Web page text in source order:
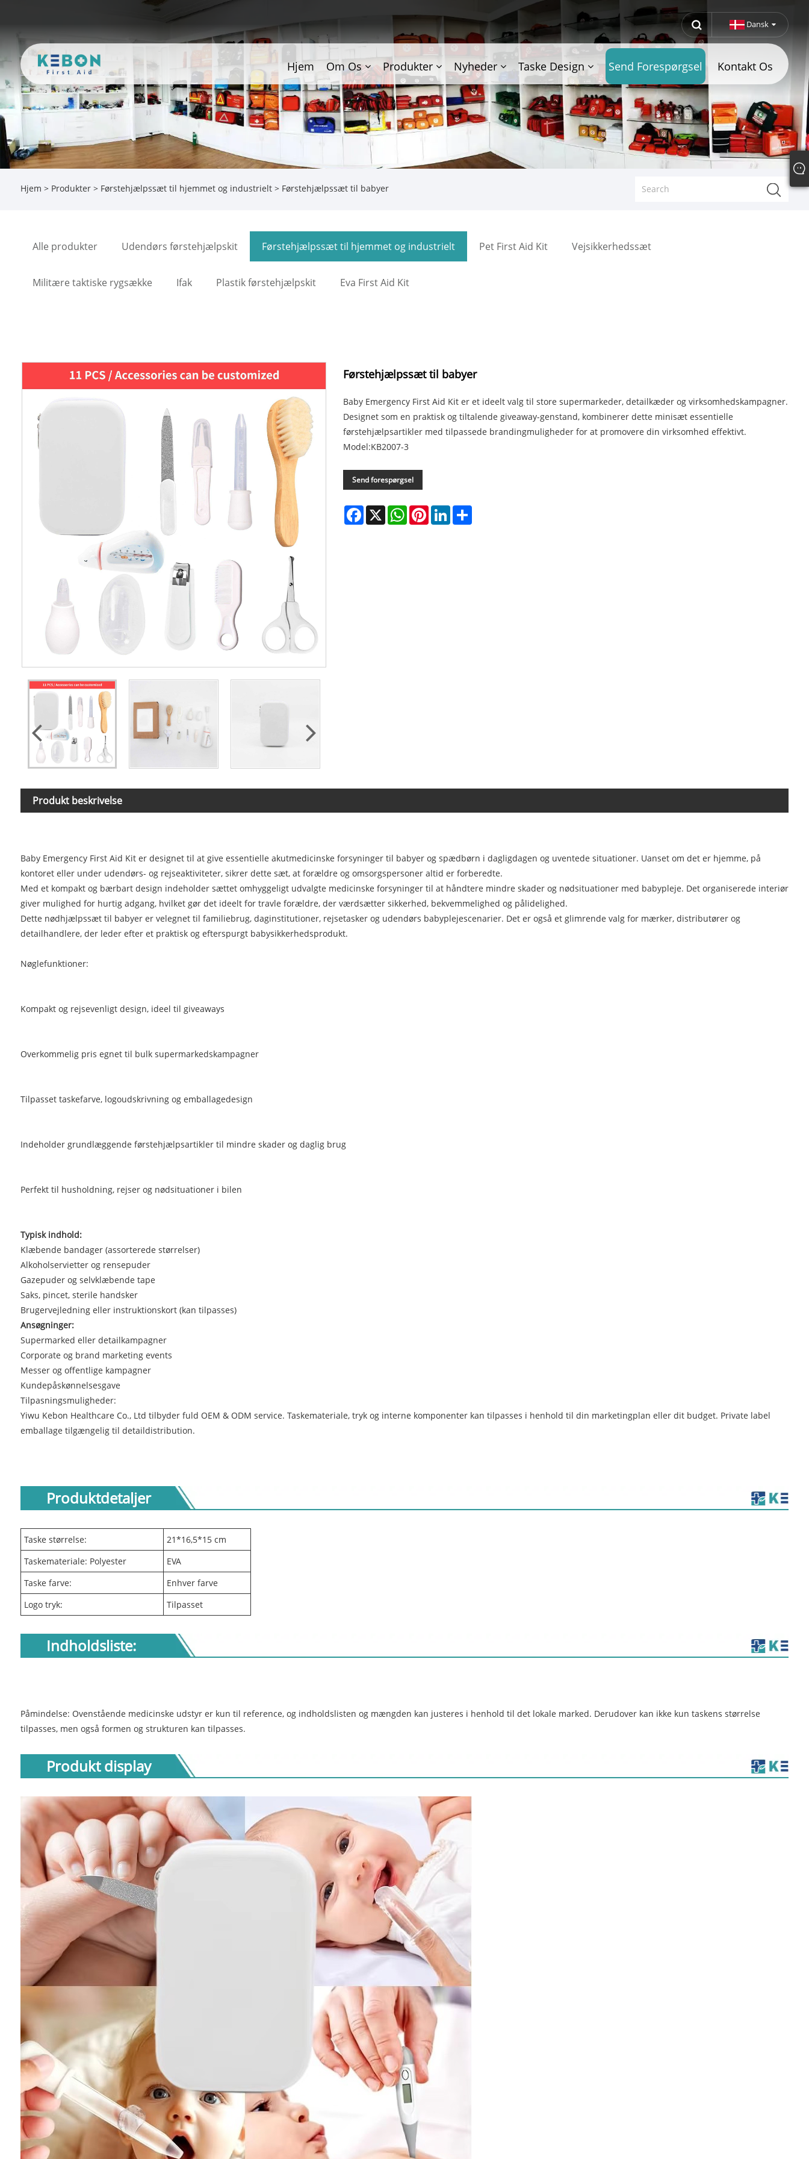
Dansk
Hjem Om Os Produkter Nyheder Taske Design Send Forespørgsel Kontakt Os
Hjem > Produkter> Førstehjælpssæt til hjemmet og industrielt> Førstehjælpssæt til babyer
Alle produkter Udendørs førstehjælpskit Førstehjælpssæt til hjemmet og industrielt Pet First Aid Kit Vejsikkerhedssæt
Militære taktiske rygsække Ifak Plastik førstehjælpskit Eva First Aid Kit
Førstehjælpssæt til babyer
Baby Emergency First Aid Kit er et ideelt valg til store supermarkeder, detailkæder og virksomhedskampagner.
Designet som en praktisk og tiltalende giveaway-genstand, kombinerer dette minisæt essentielle
førstehjælpsartikler med tilpassede brandingmuligheder for at promovere din virksomhed effektivt.
Model:KB2007-3
Send forespørgsel
Facebook
X WhatsAppPinterestLinkedInShare
Produkt beskrivelse
Baby Emergency First Aid Kit er designet til at give essentielle akutmedicinske forsyninger til babyer og spædbørn i dagligdagen og uventede situationer. Uanset om det er hjemme, på
kontoret eller under udendørs- og rejseaktiviteter, sikrer dette sæt, at forældre og omsorgspersoner altid er forberedte.
Med et kompakt og bærbart design indeholder sættet omhyggeligt udvalgte medicinske forsyninger til at håndtere mindre skader og nødsituationer med babypleje. Det organiserede interiør
giver mulighed for hurtig adgang, hvilket gør det ideelt for travle forældre, der værdsætter sikkerhed, bekvemmelighed og pålidelighed.
Dette nødhjælpssæt til babyer er velegnet til familiebrug, daginstitutioner, rejsetasker og udendørs babyplejescenarier. Det er også et glimrende valg for mærker, distributører og
detailhandlere, der leder efter et praktisk og efterspurgt babysikkerhedsprodukt.
Nøglefunktioner:
Kompakt og rejsevenligt design, ideel til giveaways
Overkommelig pris egnet til bulk supermarkedskampagner
Tilpasset taskefarve, logoudskrivning og emballagedesign
Indeholder grundlæggende førstehjælpsartikler til mindre skader og daglig brug
Perfekt til husholdning, rejser og nødsituationer i bilen
Typisk indhold:
Klæbende bandager (assorterede størrelser)
Alkoholservietter og rensepuder
Gazepuder og selvklæbende tape
Saks, pincet, sterile handsker
Brugervejledning eller instruktionskort (kan tilpasses)
Ansøgninger:
Supermarked eller detailkampagner
Corporate og brand marketing events
Messer og offentlige kampagner
Kundepåskønnelsesgave
Tilpasningsmuligheder:
Yiwu Kebon Healthcare Co., Ltd tilbyder fuld OEM & ODM service. Taskemateriale, tryk og interne komponenter kan tilpasses i henhold til din marketingplan eller dit budget. Private label
emballage tilgængelig til detaildistribution.
Produktdetaljer
Taske størrelse:
21*16,5*15 cm
Taskemateriale: Polyester
EVA
Taske farve:
Enhver farve
Logo tryk:
Tilpasset
Indholdsliste:
Påmindelse: Ovenstående medicinske udstyr er kun til reference, og indholdslisten og mængden kan justeres i henhold til det lokale marked. Derudover kan ikke kun taskens størrelse
tilpasses, men også formen og strukturen kan tilpasses.
Produkt display